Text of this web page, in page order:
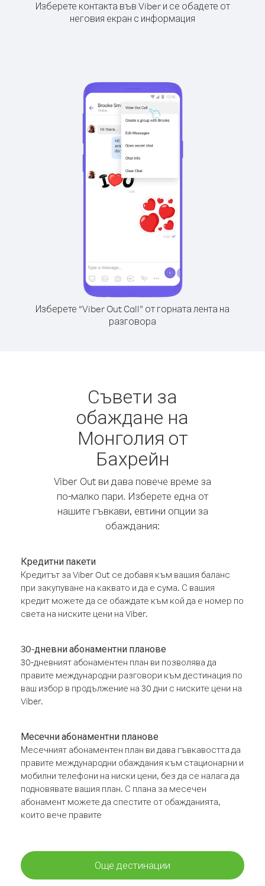
Изберете контакта във Viber и се обадете от
неговия екран с информация
Изберете “Viber Out Call” от горната лента на
разговора
Съвети за
обаждане на
Монголия от
Бахрейн
Viber Out ви дава повече време за
по-малко пари. Изберете една от
нашите гъвкави, евтини опции за
обаждания:
Кредитни пакети
Кредитът за Viber Out се добавя към вашия баланс
при закупуване на каквато и да е сума. С вашия
кредит можете да се обаждате към кой да е номер по
света на ниските цени на Viber.
30-дневни абонаментни планове
30-дневният абонаментен план ви позволява да
правите международни разговори към дестинация по
ваш избор в продължение на 30 дни с ниските цени на
Viber.
Месечни абонаментни планове
Месечният абонаментен план ви дава гъвкавостта да
правите международни обаждания към стационарни и
мобилни телефони на ниски цени, без да се налага да
подновявате вашия план. С плана за месечен
абонамент можете да спестите от обажданията,
които вече правите
Още дестинации